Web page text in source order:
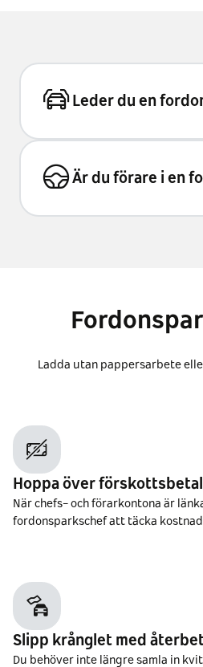
Leder du en
Är du förare i en
Ladda utan pappersarbete
Hoppa över
När chefs- och förarkontona är
fordonsparkschef att täcka
Slipp krånglet med
Du behöver inte längre samla in